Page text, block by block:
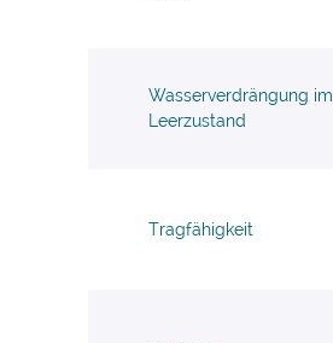
Wasserverdrängung im
Leerzustand
Tragfähigkeit